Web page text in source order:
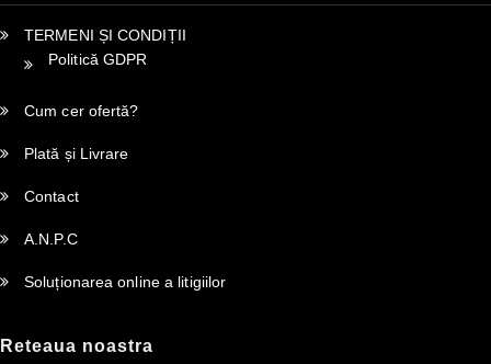
TERMENI ȘI CONDIȚII
Politică GDPR
Cum cer ofertă?
Plată și Livrare
Contact
A.N.P.C
Soluționarea online a litigiilor
Reteaua noastra